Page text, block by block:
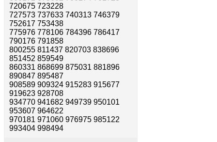
720675 723228
727573 737633 740313 746379
752617 753438
775976 778106 784396 786417
790176 791858
800255 811437 820703 838696
851452 859549
860331 868699 875031 881896
890847 895487
908589 909324 915283 915677
919623 928708
934770 941682 949739 950101
953607 964622
970181 971060 976975 985122
993404 998494